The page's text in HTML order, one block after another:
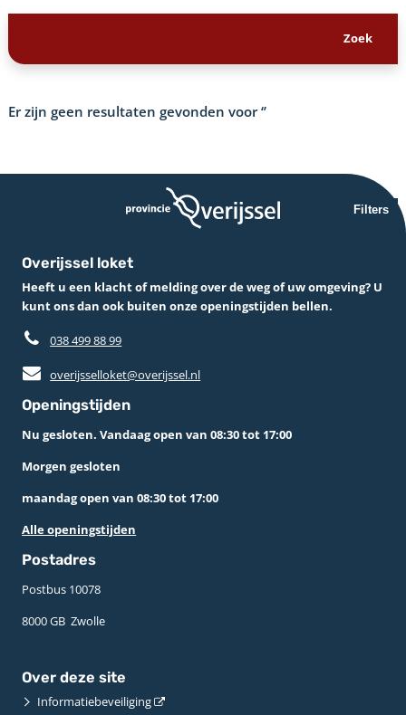
Er zijn geen resultaten gevonden voor‘’
Filters
Overijssel loket
Heeft u een klacht of melding over de weg of uw omgeving? U
kunt ons dan ook buiten onze openingstijden bellen.
038 499 88 99
overijsselloket@overijssel.nl
Openingstijden
Nu gesloten. Vandaag open van 08:30 tot 17:00
Morgen gesloten
maandag open van 08:30 tot 17:00
Alle openingstijden
Postadres
Postbus 10078 ­
8000 GB ­ Zwolle
Over deze site
Informatiebeveiliging